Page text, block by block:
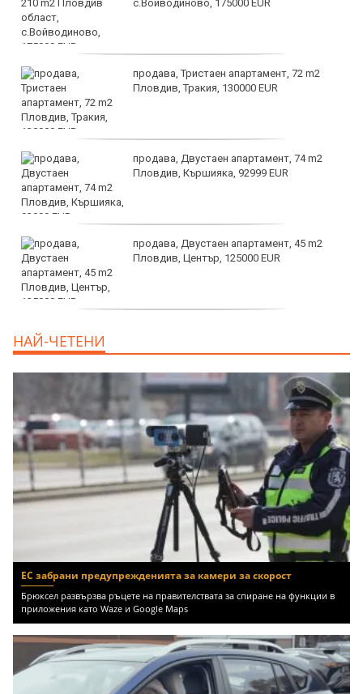
с.Войводиново, 175000 EUR
продава, Тристаен апартамент, 72 m2
Пловдив, Тракия, 130000 EUR
продава, Двустаен апартамент, 74 m2
Пловдив, Кършияка, 92999 EUR
продава, Двустаен апартамент, 45 m2
Пловдив, Център, 125000 EUR
НАЙ-ЧЕТЕНИ
ЕС забрани предупрежденията за камери за скорост
Брюксел развързва ръцете на правителствата за спиране на функции в
приложения като Waze и Google Maps